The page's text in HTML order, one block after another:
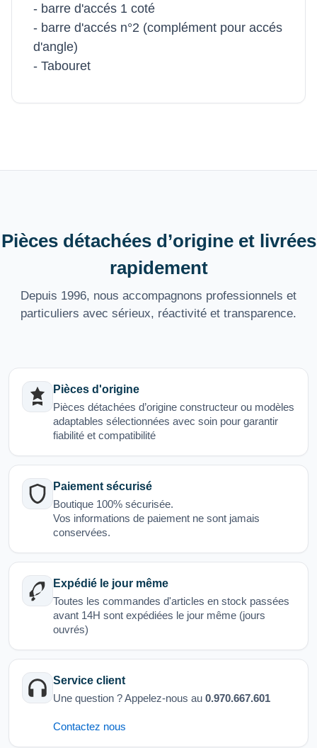
- barre d'accés 1 coté
- barre d'accés n°2 (complément pour accés
d'angle)
- Tabouret
Pièces détachées d’origine et livrées
rapidement
Depuis 1996, nous accompagnons professionnels et
particuliers avec sérieux, réactivité et transparence.
Pièces d'origine
Pièces détachées d’origine constructeur ou modèles
adaptables sélectionnées avec soin pour garantir
fiabilité et compatibilité
Paiement sécurisé
Boutique 100% sécurisée.
Vos informations de paiement ne sont jamais
conservées.
Expédié le jour même
Toutes les commandes d'articles en stock passées
avant 14H sont expédiées le jour même (jours
ouvrés)
Service client
Une question ? Appelez-nous au 0.970.667.601
Contactez nous